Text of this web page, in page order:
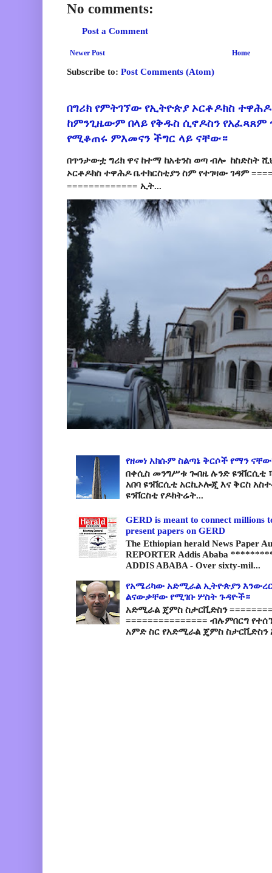
No comments:
Post a Comment
Newer Post Home
Subscribe to: Post Comments (Atom)
በግሪክ የምትገኘው የኢትዮጵያ ኦርቶዶክስ
ከምንጊዜውም በላይ የቅዱስ ሲኖዶስን የአፈጻጸም
የሚቆጠሩ ምእመናን ችግር ላይ ናቸው።
በጥንታውቷ ግሪክ ዋና ከተማ ከአቴንስ ወጣ ብሎ ከስድስት
ኦርቶዶክስ ተዋሕዶ ቤተክርስቲያን ስም የተገዛው ገዳም
============= ኢት...
የዘመነ አክሱም ስልጣኔ ቅርሶች የማን
በቀሲስ መንግሥቱ ጐበዜ ሉንድ ዩንቨርሲቲ
አበባ ዩንቨርሲቲ አርኪኦሎጂ እና ቅርስ
ዩንቨርስቲ የዶክትሬት...
GERD is meant to connect millions
present papers on GERD
The Ethiopian herald News Paper
REPORTER Addis Ababa
ADDIS ABABA - Over sixty-mil...
የአሜሪካው አድሚራል ኢትዮጵያን
ልናውቃቸው የሚገቡ ሦስት ጉዳዮች።
አድሚራል ጄምስ ስታርቪድስን
=============== ብሉምበርግ
አምድ ስር የአድሚራል ጄምስ ስታርቪድስን